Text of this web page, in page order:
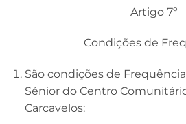
Artigo 7º
Condições de
São condições de
Sénior do Centro
Carcavelos: